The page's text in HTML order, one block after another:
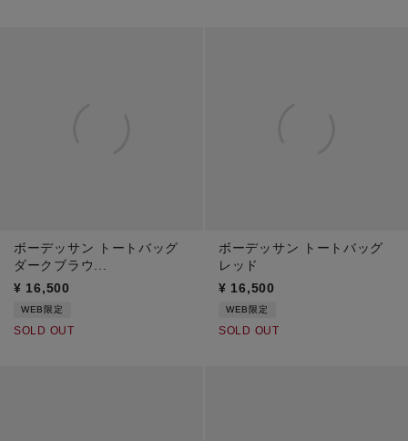
ボーデッサン トートバッグ
ダークブラウ...
¥ 16,500
WEB限定
SOLD OUT
ボーデッサン トートバッグ
レッド
¥ 16,500
WEB限定
SOLD OUT